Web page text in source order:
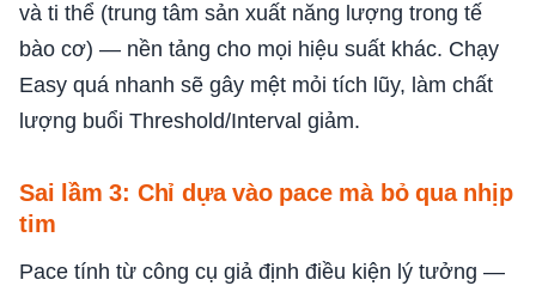
và ti thể (trung tâm sản xuất năng lượng trong tế
bào cơ) — nền tảng cho mọi hiệu suất khác. Chạy
Easy quá nhanh sẽ gây mệt mỏi tích lũy, làm chất
lượng buổi Threshold/Interval giảm.
Sai lầm 3: Chỉ dựa vào pace mà bỏ qua nhịp
tim
Pace tính từ công cụ giả định điều kiện lý tưởng —